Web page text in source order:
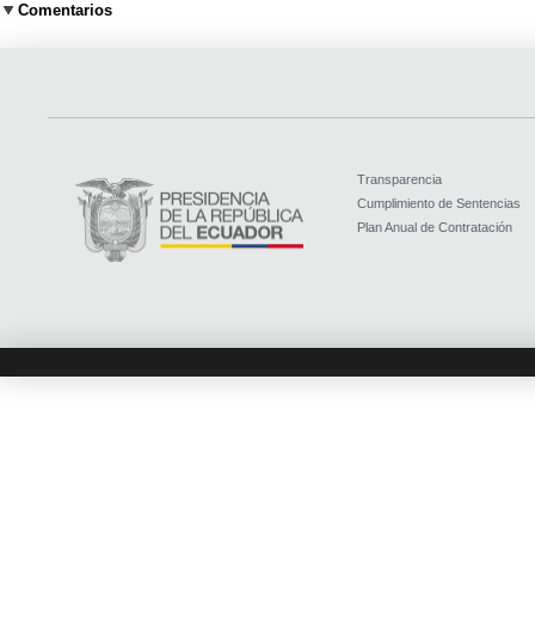
Comentarios
Transparencia
Cumplimiento de Sentencias
Plan Anual de Contratación